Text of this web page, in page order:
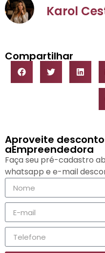
Karol
Compartilhar
Aproveite
aEmpreendedora
Faça seu pré-cadastro
whatsapp e e-mail